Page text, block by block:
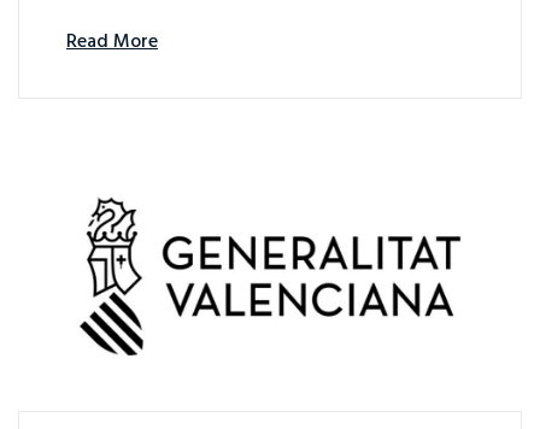
Read More